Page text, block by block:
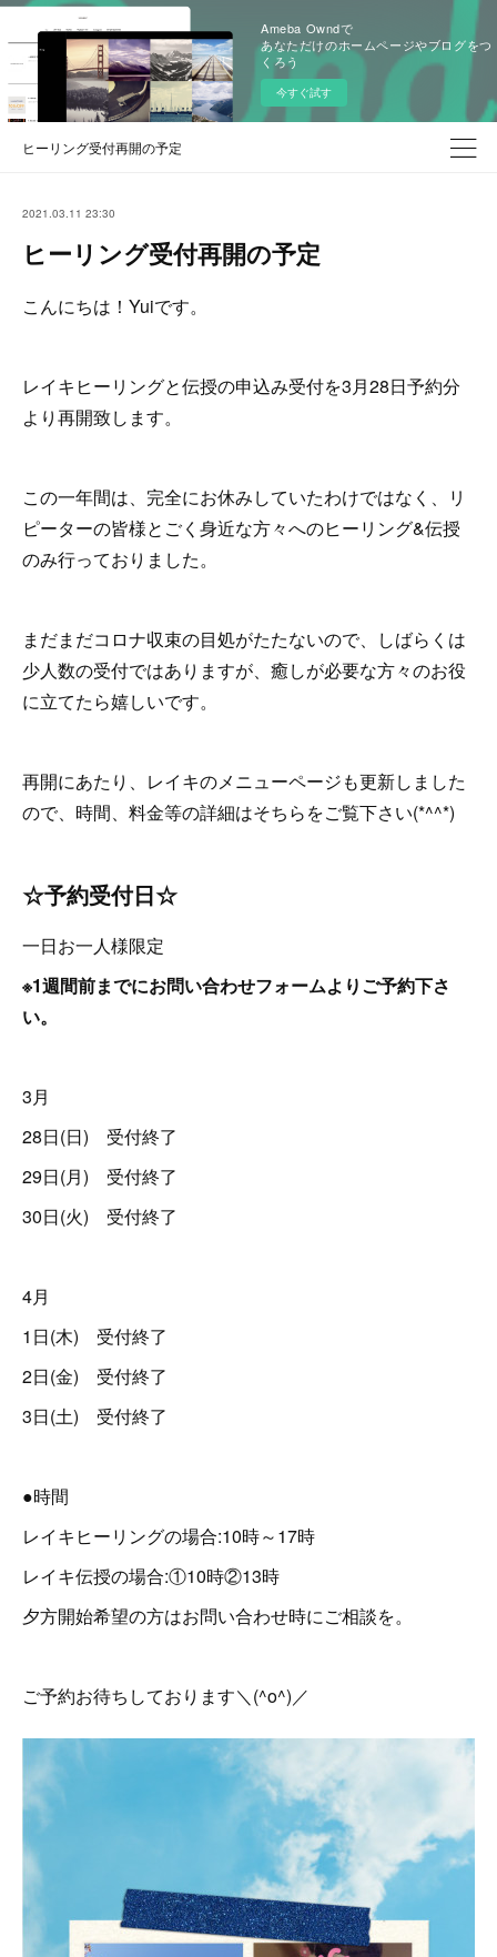
Ameba Owndで
あなただけのホームページやブログをつ
くろう
今すぐ試す
ヒーリング受付再開の予定
2021.03.11 23:30
ヒーリング受付再開の予定
こんにちは！Yuiです。
レイキヒーリングと伝授の申込み受付を3月28日予約分
より再開致します。
この一年間は、完全にお休みしていたわけではなく、リ
ピーターの皆様とごく身近な方々へのヒーリング&伝授
のみ行っておりました。
まだまだコロナ収束の目処がたたないので、しばらくは
少人数の受付ではありますが、癒しが必要な方々のお役
に立てたら嬉しいです。
再開にあたり、レイキのメニューページも更新しました
ので、時間、料金等の詳細はそちらをご覧下さい(*^^*)
☆予約受付日☆
一日お一人様限定
※1週間前までにお問い合わせフォームよりご予約下さ
い。
3月
28日(日) 受付終了
29日(月) 受付終了
30日(火) 受付終了
4月
1日(木) 受付終了
2日(金) 受付終了
3日(土) 受付終了
●時間
レイキヒーリングの場合:10時～17時
レイキ伝授の場合:①10時②13時
夕方開始希望の方はお問い合わせ時にご相談を。
ご予約お待ちしております＼(^o^)／